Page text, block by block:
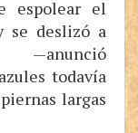
espolear el
se deslizó a
—anunció
todavía
largas